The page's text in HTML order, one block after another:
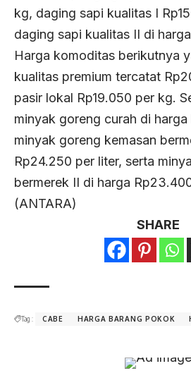
kg, daging sapi kualitas I
daging sapi kualitas II di harga
Harga komoditas berikutnya
kualitas premium tercatat
pasir lokal Rp19.050 per kg.
minyak goreng curah di
minyak goreng kemasan
Rp24.250 per liter, serta
bermerek II di harga
(ANTARA)
SHARE
Tag : CABE HARGA BARANG POKOK